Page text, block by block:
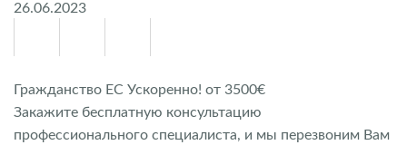
26.06.2023
Гражданство ЕС Ускоренно! от 3500€
Закажите бесплатную консультацию
профессионального специалиста, и мы перезвоним Вам